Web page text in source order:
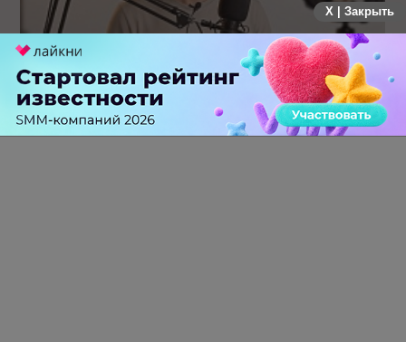
Российский рынок инфлюенс-маркетинга вошел в фазу
стагнации после нескольких лет роста
X | Закрыть